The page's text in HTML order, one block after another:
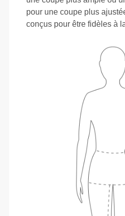
pour une coupe plus
conçus pour être fidèles à